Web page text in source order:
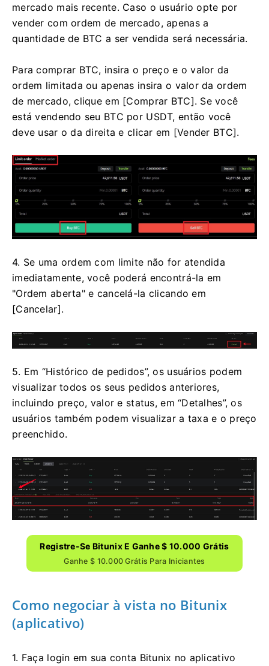
mercado mais recente. Caso o usuário opte por
vender com ordem de mercado, apenas a
quantidade de BTC a ser vendida será necessária.
Para comprar BTC, insira o preço e o valor da
ordem limitada ou apenas insira o valor da ordem
de mercado, clique em [Comprar BTC]. Se você
está vendendo seu BTC por USDT, então você
deve usar o da direita e clicar em [Vender BTC].
4. Se uma ordem com limite não for atendida
imediatamente, você poderá encontrá-la em
"Ordem aberta" e cancelá-la clicando em
[Cancelar].
5. Em “Histórico de pedidos”, os usuários podem
visualizar todos os seus pedidos anteriores,
incluindo preço, valor e status, em “Detalhes”, os
usuários também podem visualizar a taxa e o preço
preenchido.
Registre-Se Bitunix E Ganhe $ 10.000 Grátis
Ganhe $ 10.000 Grátis Para Iniciantes
Como negociar à vista no Bitunix
(aplicativo)
1. Faça login em sua conta Bitunix no aplicativo